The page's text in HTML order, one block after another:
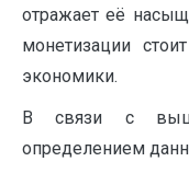
отражает её
монетизации
экономики.
В связи с
определением